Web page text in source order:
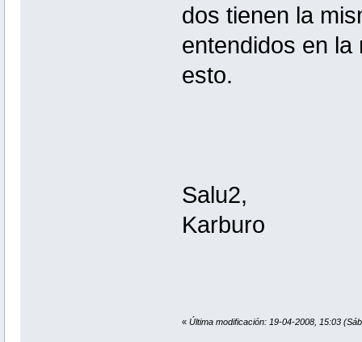
dos tienen la
entendidos en la
esto.
Salu2,
Karburo
« Última modificación: 19-04-2008, 15:03